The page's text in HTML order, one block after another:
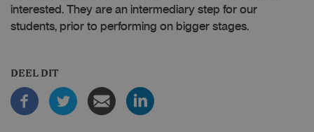
interested. They are an intermediary step for our
students, prior to performing on bigger stages.
DEEL DIT